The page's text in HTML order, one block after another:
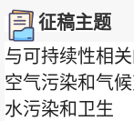
征稿主题
与可持续性相
空气污染和气
水污染和卫生